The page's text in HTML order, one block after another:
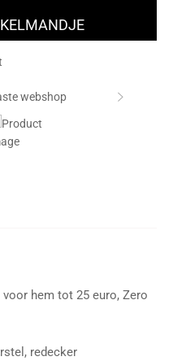
voor hem tot 25 euro, Zero
, redecker